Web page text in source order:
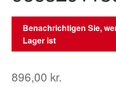
Benachrichtigen Sie,
Lager ist
896,00 kr.